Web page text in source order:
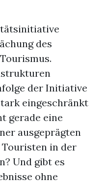
des
der Initiative
eingeschränkt
gerade eine
ausgeprägten
in der
Und gibt es
ohne